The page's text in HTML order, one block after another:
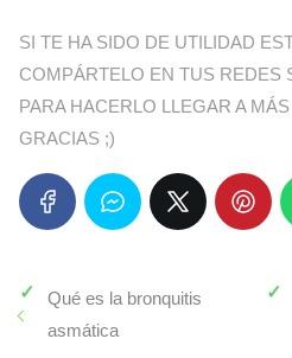
SI TE HA SIDO DE UTILIDAD
COMPÁRTELO EN TUS REDES
PARA HACERLO LLEGAR A
GRACIAS ;)
Qué es la bronquitis
asmática